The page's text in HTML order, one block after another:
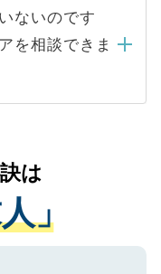
に合った人材の
るケースが増え
ートナーが行い
イトからの登録
の個人情報は、
よび転職活動の
す。お預かりし
はご本人の許可
ついての厳密な
のみに付与され
取得済みです。
ないのです
を相談できま
関の状況や紹介
なアドバイスを
にご転職をされ
ートが可能です
い。
は
」